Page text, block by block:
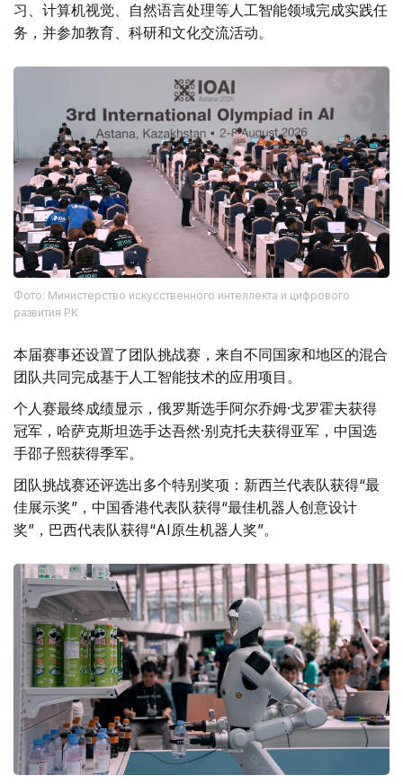
习、计算机视觉、自然语言处理等人工智能领域完成实践任
务，并参加教育、科研和文化交流活动。
Фото: Министерство искусственного интеллекта и цифрового
развития РК
本届赛事还设置了团队挑战赛，来自不同国家和地区的混合
团队共同完成基于人工智能技术的应用项目。
个人赛最终成绩显示，俄罗斯选手阿尔乔姆·戈罗霍夫获得
冠军，哈萨克斯坦选手达吾然·别克托夫获得亚军，中国选
手邵子熙获得季军。
团队挑战赛还评选出多个特别奖项：新西兰代表队获得“最
佳展示奖”，中国香港代表队获得“最佳机器人创意设计
奖”，巴西代表队获得“AI原生机器人奖”。